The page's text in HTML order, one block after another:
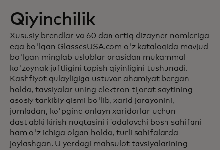
Qiyinchilik
Xususiy brendlar va 60 dan ortiq dizayner nomlariga
ega bo'lgan GlassesUSA.com o'z katalogida mavjud
bo'lgan minglab uslublar orasidan mukammal
ko'zoynak juftligini topish qiyinligini tushunadi.
Kashfiyot qulayligiga ustuvor ahamiyat bergan
holda, tavsiyalar uning elektron tijorat saytining
asosiy tarkibiy qismi bo'lib, xarid jarayonini,
jumladan, ko'pgina onlayn xaridorlar uchun
dastlabki kirish nuqtasini ifodalovchi bosh sahifani
ham o'z ichiga olgan holda, turli sahifalarda
joylashgan. U yerdagi mahsulot tavsiyalarining